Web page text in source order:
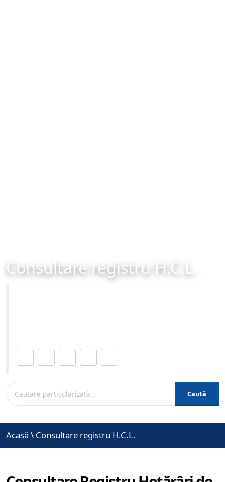
Consultare registru H.C.L.
Caută
Acasă \ Consultare registru H.C.L.